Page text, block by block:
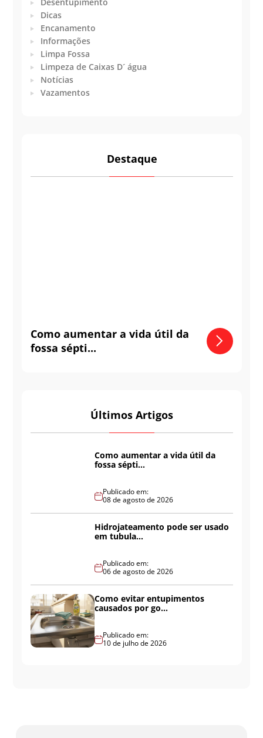
Dicas
Encanamento
Informações
Limpa Fossa
Limpeza de Caixas D´ água
Notícias
Vazamentos
Destaque
Como aumentar a vida útil da
fossa sépti...
Últimos Artigos
Como aumentar a vida útil da
fossa sépti...
Publicado em:
08 de agosto de 2026
Hidrojateamento pode ser usado
em tubula...
Publicado em:
06 de agosto de 2026
Como evitar entupimentos
causados por go...
Publicado em:
10 de julho de 2026